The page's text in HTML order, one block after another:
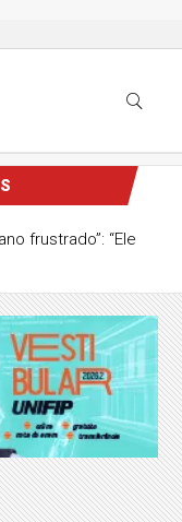
frustrado”: “Ele